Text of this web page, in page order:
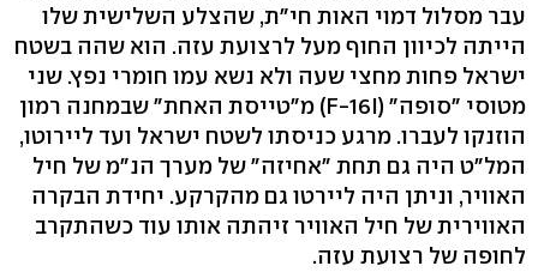
עבר מסלול דמוי האות חי"ת, שהצלע השלישית שלו
הייתה לכיוון החוף מעל לרצועת עזה. הוא שהה בשטח
ישראל פחות מחצי שעה ולא נשא עמו חומרי נפץ. שני
מטוסי "סופה" (F-16I) מ"טייסת האחת" שבמחנה רמון
הוזנקו לעברו. מרגע כניסתו לשטח ישראל ועד ליירוטו,
המל"ט היה גם תחת "אחיזה" של מערך הנ"מ של חיל
האוויר, וניתן היה ליירטו גם מהקרקע. יחידת הבקרה
האווירית של חיל האוויר זיהתה אותו עוד כשהתקרב
לחופה של רצועת עזה.